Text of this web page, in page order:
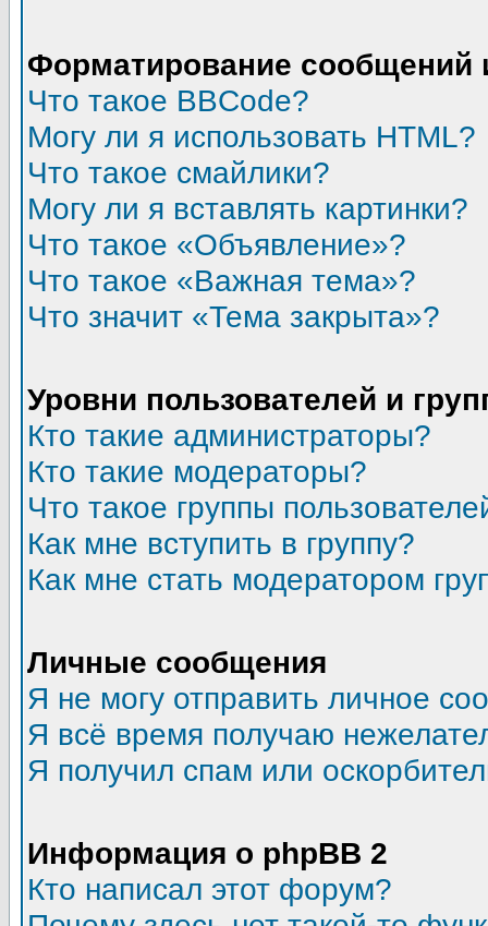
Форматирование сообщений
Что такое BBCode?
Могу ли я использовать HTML?
Что такое смайлики?
Могу ли я вставлять картинки?
Что такое «Объявление»?
Что такое «Важная тема»?
Что значит «Тема закрыта»?
Уровни пользователей и
Кто такие администраторы?
Кто такие модераторы?
Что такое группы
Как мне вступить в группу?
Как мне стать модератором
Личные сообщения
Я не могу отправить личное
Я всё время получаю
Я получил спам или
Информация о phpBB 2
Кто написал этот форум?